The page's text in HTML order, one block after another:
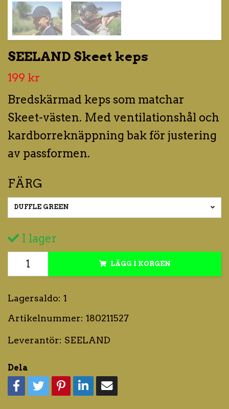
SEELAND Skeet keps
199 kr
Bredskärmad keps som matchar
Skeet-västen. Med ventilationshål och
kardborreknäppning bak för justering
av passformen.
FÄRG
DUFFLE GREEN
I lager
LÄGG I KORGEN
Lagersaldo: 1
Artikelnummer: 180211527
Leverantör: SEELAND
Dela